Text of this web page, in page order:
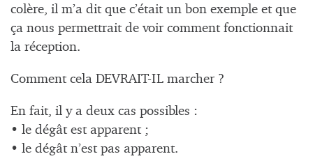
colère, il m’a dit que c’était un bon exemple et que
ça nous permettrait de voir comment fonctionnait
la réception.
Comment cela DEVRAIT-IL marcher ?
En fait, il y a deux cas possibles :
• le dégât est apparent ;
• le dégât n’est pas apparent.